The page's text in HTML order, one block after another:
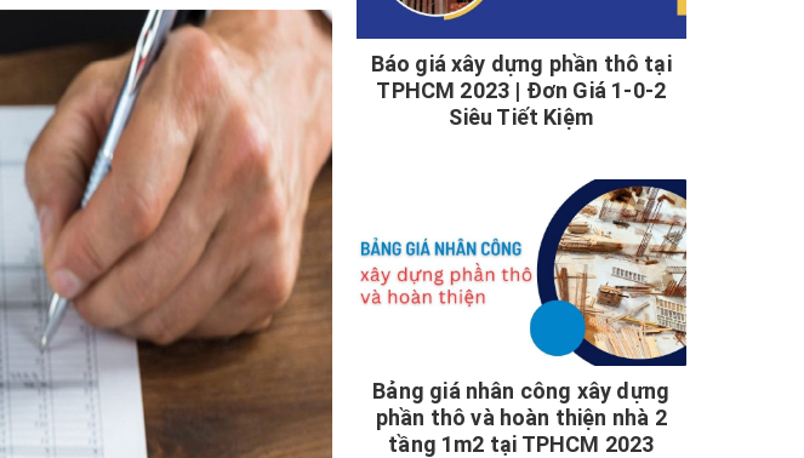
Báo giá xây dựng phần thô tại
TPHCM 2023 | Đơn Giá 1-0-2
Siêu Tiết Kiệm
Bảng giá nhân công xây dựng
phần thô và hoàn thiện nhà 2
tầng 1m2 tại TPHCM 2023